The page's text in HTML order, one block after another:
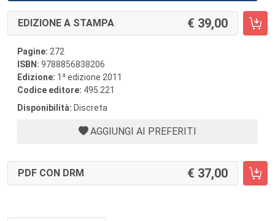
EDIZIONE A STAMPA 39,00
Pagine: 272
ISBN: 9788856838206
Edizione: 1 a edizione 2011
Codice editore: 495.221
Disponibilità: Discreta
AGGIUNGI AI PREFERITI
PDF CON DRM 37,00